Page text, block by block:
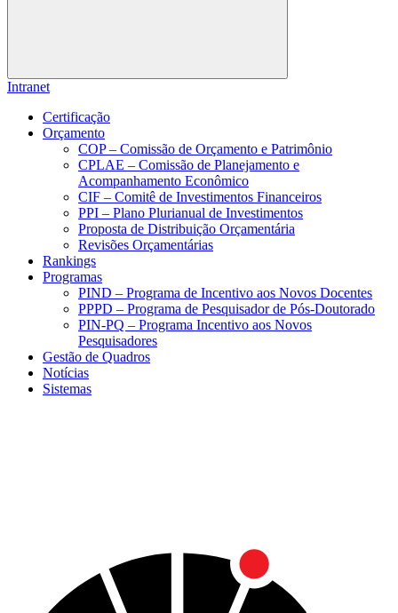
Buscar
Intranet
Certificação
Orçamento
COP – Comissão de Orçamento e Patrimônio
CPLAE – Comissão de Planejamento e
Acompanhamento Econômico
CIF – Comitê de Investimentos Financeiros
PPI – Plano Plurianual de Investimentos
Proposta de Distribuição Orçamentária
Revisões Orçamentárias
Rankings
Programas
PIND – Programa de Incentivo aos Novos Docentes
PPPD – Programa de Pesquisador de Pós-Doutorado
PIN-PQ – Programa Incentivo aos Novos
Pesquisadores
Gestão de Quadros
Notícias
Sistemas